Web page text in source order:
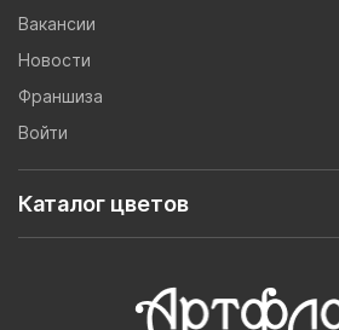
Вакансии
Новости
Франшиза
Войти
Каталог цветов